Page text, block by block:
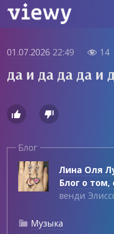
01.07.2026 22:49  14
да и да да да и
 
Блог
Лина Оля
Блог о том,
венди
 Музыка